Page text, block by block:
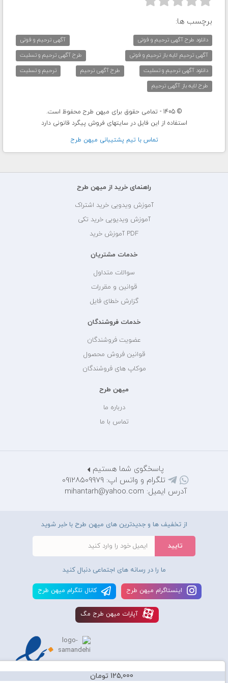
125,000 تومان
برچسب ها:
دانلود طرح آگهی ترحیم و فوتی
آگهی ترحیم و فوتی
آگهی ترحیم لایه باز ترحیم و فوتی
طرح آگهی ترحیم و تسلیت
دانلود آگهی ترحیم و تسلیت
طرح آگهی ترحیم
ترحیم و تسلیت
طرح لایه باز آگهی ترحیم
© 1405 - تمامی حقوق برای میهن طرح محفوظ است.
استفاده از این فایل در سایتهای فروش پیگرد قانونی دارد
تماس با تيم پشتيبانی ميهن طرح
راهنمای خرید از میهن طرح
آموزش ویدویی خرید اشتراک
آموزش ویدیویی خرید تکی
PDF آموزش خرید
خدمات مشتریان
سوالات متداول
قوانین و مقررات
گزارش خطای فایل
خدمات فروشندگان
عضویت فروشندگان
قوانین فروش محصول
موکاپ های فروشندگان
میهن طرح
درباره ما
تماس با ما
پاسخگوی شما هستیم
تلگرام و واتس اپ: 09128509979
آدرس ایمیل: mihantarh@yahoo.com
از تخفیف ها و جدیدترین های میهن طرح با خبر شوید
ما را در رسانه های اجتماعی دنبال کنید
اينستاگرام ميهن طرح کانال تلگرام ميهن طرح
آپارات ميهن طرح مگ